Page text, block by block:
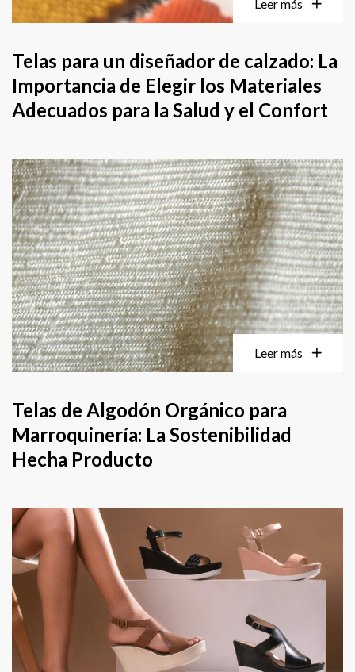
Leer más
Telas para un diseñador de calzado: La
Importancia de Elegir los Materiales
Adecuados para la Salud y el Confort
Leer más
Telas de Algodón Orgánico para
Marroquinería: La Sostenibilidad
Hecha Producto